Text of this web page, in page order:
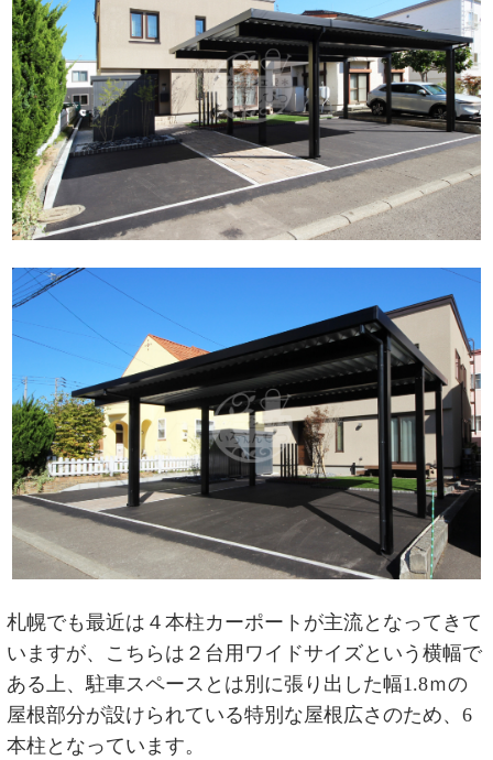
札幌でも最近は４本柱カーポートが主流となってきて
いますが、こちらは２台用ワイドサイズという横幅で
ある上、駐車スペースとは別に張り出した幅1.8ｍの
屋根部分が設けられている特別な屋根広さのため、6
本柱となっています。